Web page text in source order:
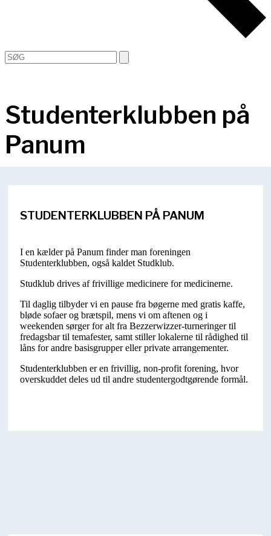
Open
mobile
Close
mobile
Search
Studenterklubben på
Panum
STUDENTERKLUBBEN PÅ PANUM
I en kælder på Panum finder man foreningen
Studenterklubben, også kaldet Studklub.
Studklub drives af frivillige medicinere for medicinerne.
Til daglig tilbyder vi en pause fra bøgerne med gratis kaffe,
bløde sofaer og brætspil, mens vi om aftenen og i
weekenden sørger for alt fra Bezzerwizzer-turneringer til
fredagsbar til temafester, samt stiller lokalerne til rådighed til
låns for andre basisgrupper eller private arrangementer.
Studenterklubben er en frivillig, non-profit forening, hvor
overskuddet deles ud til andre studentergodtgørende formål.